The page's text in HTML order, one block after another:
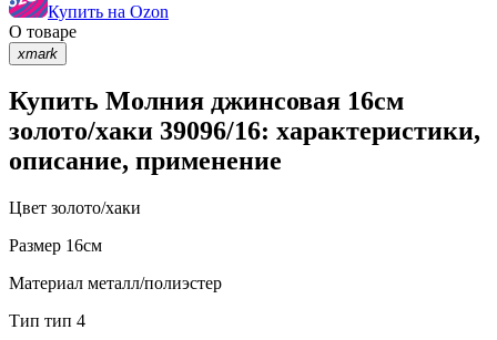
Купить на Ozon
О товаре
xmark
Купить Молния джинсовая 16см
золото/хаки 39096/16: характеристики,
описание, применение
Цвет золото/хаки
Размер 16см
Материал металл/полиэстер
Тип тип 4